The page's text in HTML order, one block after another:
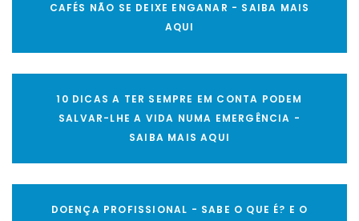
CAFÉS NÃO SE DEIXE ENGANAR - SAIBA MAIS
AQUI
10 DICAS A TER SEMPRE EM CONTA PODEM
SALVAR-LHE A VIDA NUMA EMERGÊNCIA -
SAIBA MAIS AQUI
DOENÇA PROFISSIONAL - SABE O QUE É? E O